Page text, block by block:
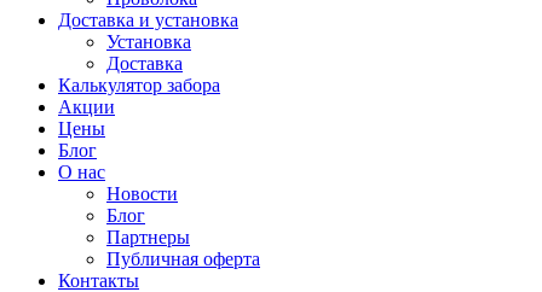
Доставка и установка
Установка
Доставка
Калькулятор забора
Акции
Цены
Блог
О нас
Новости
Блог
Партнеры
Публичная оферта
Контакты